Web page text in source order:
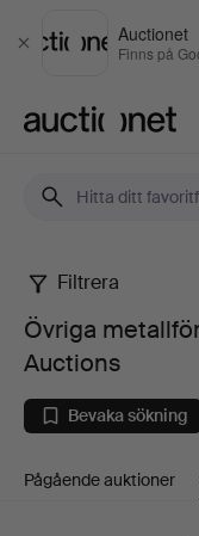
Stäng
Auctionet
Finns på
Övriga
på
Art
Filtrera
Övriga
Auctions
Bevaka sökning
Pågående auktioner